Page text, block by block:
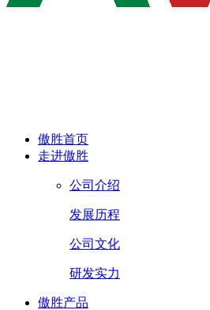
傲胜首页
走进傲胜
公司介绍
发展历程
公司文化
研发实力
傲胜产品